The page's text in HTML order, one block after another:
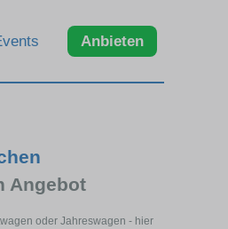
Anbieten
Angebot
oder Jahreswagen - hier